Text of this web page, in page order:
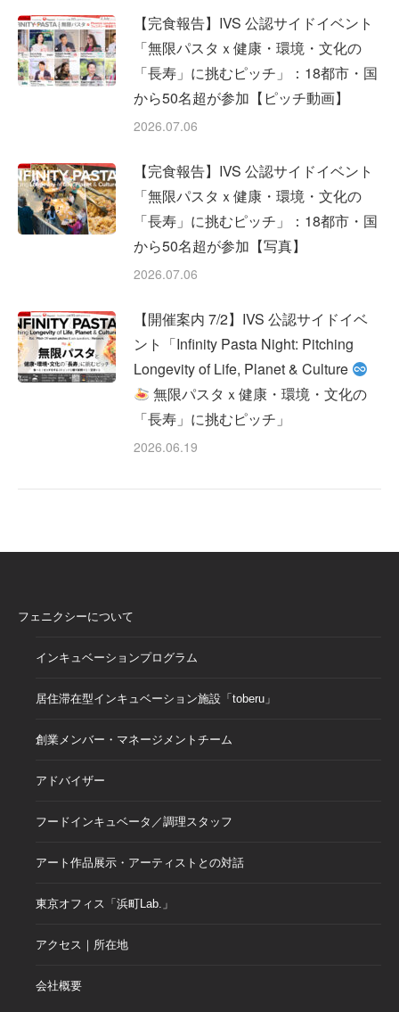
【完食報告】IVS 公認サイドイベント
「無限パスタｘ健康・環境・文化の
「長寿」に挑むピッチ」：18都市・国
から50名超が参加【ピッチ動画】
2026.07.06
【完食報告】IVS 公認サイドイベント
「無限パスタｘ健康・環境・文化の
「長寿」に挑むピッチ」：18都市・国
から50名超が参加【写真】
2026.07.06
【開催案内 7/2】IVS 公認サイドイベ
ント「Infinity Pasta Night: Pitching
Longevity of Life, Planet & Culture
無限パスタｘ健康・環境・文化の
「長寿」に挑むピッチ」
2026.06.19
フェニクシーについて
インキュベーションプログラム
居住滞在型インキュベーション施設「toberu」
創業メンバー・マネージメントチーム
アドバイザー
フードインキュベータ／調理スタッフ
アート作品展示・アーティストとの対話
東京オフィス「浜町Lab.」
アクセス｜所在地
会社概要